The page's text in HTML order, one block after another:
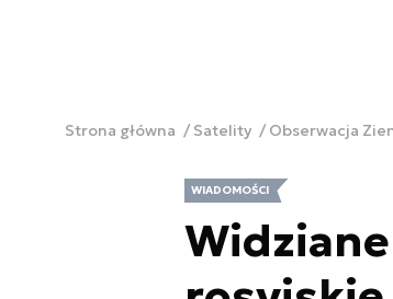
Strona główna Satelity Obserwacja
WIADOMOŚCI